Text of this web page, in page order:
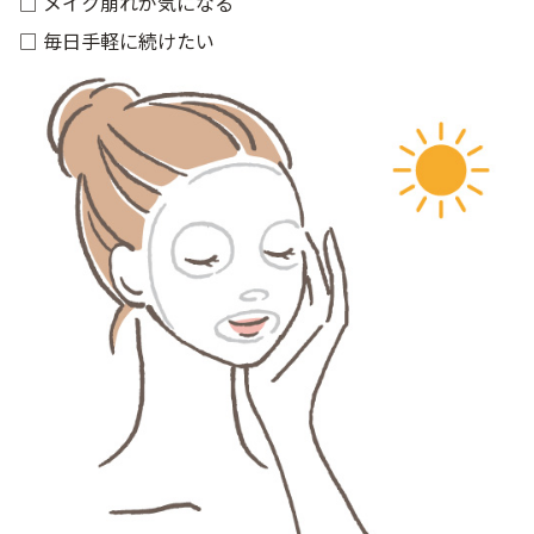
キャンペーン情報
通販限定商品
クーポン＆ポイント
アウトレット商品
□ 毎日手軽に続けたい